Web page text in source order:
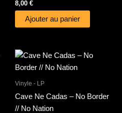
8,00 €
Ajouter au panier
Vinyle - LP
Cave Ne Cadas – No Border
// No Nation